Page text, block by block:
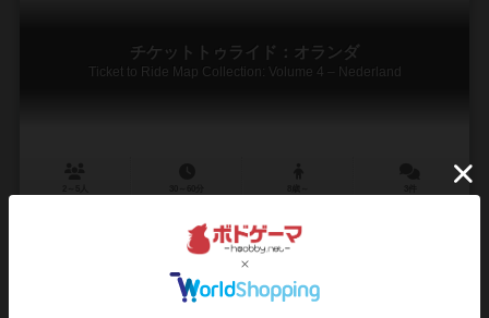
チケットトゥライド：オランダ
Ticket to Ride Map Collection: Volume 4 – Nederland
チケットトゥライド（乗車券）の拡張マップ。舞台は美しい自然の
※拡張マップのため、単独では遊べません。チケット・トゥ・ライド・
アメリカなどの基本セットが必要となります。 この拡張セットでは
鉄路の敷設にコストの概念が導入され、橋を...